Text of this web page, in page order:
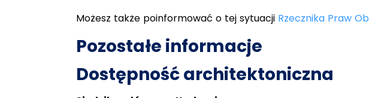
Możesz także poinformować o tej sytuacji Rzecznika Praw
Pozostałe informacje
Dostępność architektoniczna